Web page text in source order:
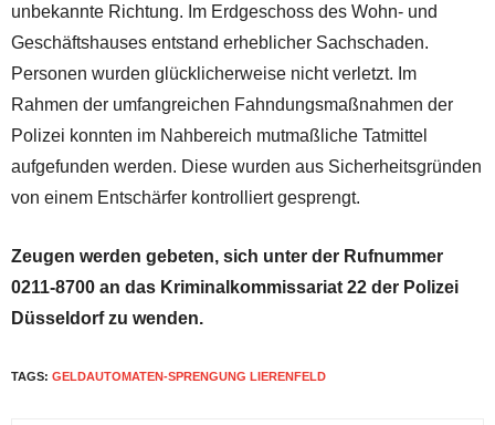
unbekannte Richtung. Im Erdgeschoss des Wohn- und
Geschäftshauses entstand erheblicher Sachschaden.
Personen wurden glücklicherweise nicht verletzt. Im
Rahmen der umfangreichen Fahndungsmaßnahmen der
Polizei konnten im Nahbereich mutmaßliche Tatmittel
aufgefunden werden. Diese wurden aus Sicherheitsgründen
von einem Entschärfer kontrolliert gesprengt.
Zeugen werden gebeten, sich unter der Rufnummer
0211-8700 an das Kriminalkommissariat 22 der Polizei
Düsseldorf zu wenden.
TAGS: GELDAUTOMATEN-SPRENGUNG LIERENFELD